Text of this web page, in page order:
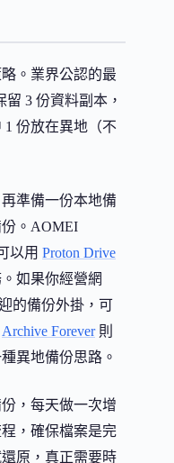
。業界公認的最
3 份資料副本，
1 份放在異地（不
準備一份本地備
。AOMEI
以用 Proton Drive
如果你經營網
的備份外掛，可
Archive Forever則
異地備份思路。
，每天做一次增
，確保檔案是完
原，真正需要時